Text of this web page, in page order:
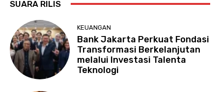
SUARA RILIS
KEUANGAN
Bank Jakarta Perkuat Fondasi
Transformasi Berkelanjutan
melalui Investasi Talenta
Teknologi